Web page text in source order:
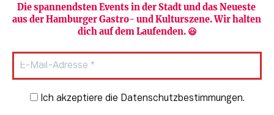
Die spannendsten Events in der Stadt und das Neueste
aus der Hamburger Gastro- und Kulturszene. Wir halten
dich auf dem Laufenden. 😃
Newsletter-Anmeldung
Ich akzeptiere die Datenschutzbestimmungen.
Newsletter abonnieren
HAMBURG PUR
Verlag